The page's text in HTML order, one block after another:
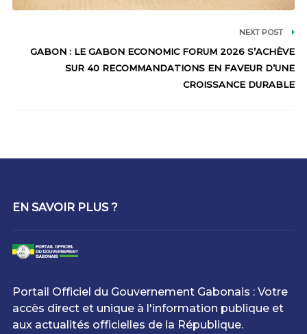
NEXT POST
GABON : LE GABON ECONOMIC FORUM 2026 S’ACHÈVE
SUR 40 RECOMMANDATIONS EN FAVEUR D’UNE
CROISSANCE DURABLE
EN SAVOIR PLUS ?
Portail Officiel du Gouvernement Gabonais : Votre
accès direct et unique à l'information publique et
aux actualités officielles de la République.